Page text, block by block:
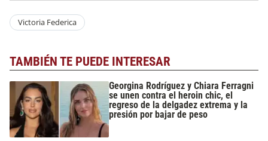
Victoria Federica
TAMBIÉN TE PUEDE INTERESAR
Georgina Rodríguez y Chiara Ferragni
se unen contra el heroin chic, el
regreso de la delgadez extrema y la
presión por bajar de peso